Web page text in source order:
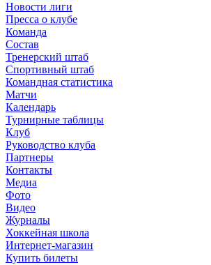
Новости лиги
Пресса о клубе
Команда
Состав
Тренерский штаб
Спортивный штаб
Командная статистика
Матчи
Календарь
Турнирные таблицы
Клуб
Руководство клуба
Партнеры
Контакты
Медиа
Фото
Видео
Журналы
Хоккейная школа
Интернет-магазин
Купить билеты